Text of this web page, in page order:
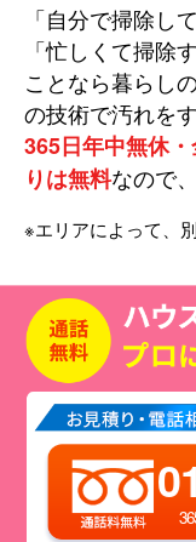
「自分で掃除し
「忙しくて掃除
ことなら暮らし
の技術で汚れを
365日年中無休
りは無料なので
※エリアによって、